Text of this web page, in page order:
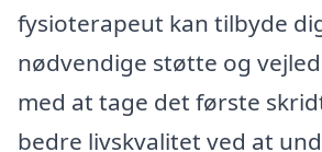
fysioterapeut kan tilbyde
nødvendige støtte og
med at tage det første
bedre livskvalitet ved at